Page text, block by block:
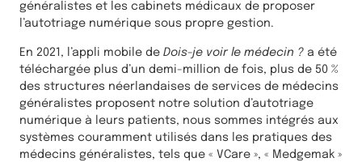
généralistes et les cabinets médicaux de proposer
l’autotriage numérique sous propre gestion.
En 2021, l’appli mobile de Dois-je voir le médecin ? a été
téléchargée plus d’un demi-million de fois, plus de 50 %
des structures néerlandaises de services de médecins
généralistes proposent notre solution d’autotriage
numérique à leurs patients, nous sommes intégrés aux
systèmes couramment utilisés dans les pratiques des
médecins généralistes, tels que « VCare », « Medgemak »